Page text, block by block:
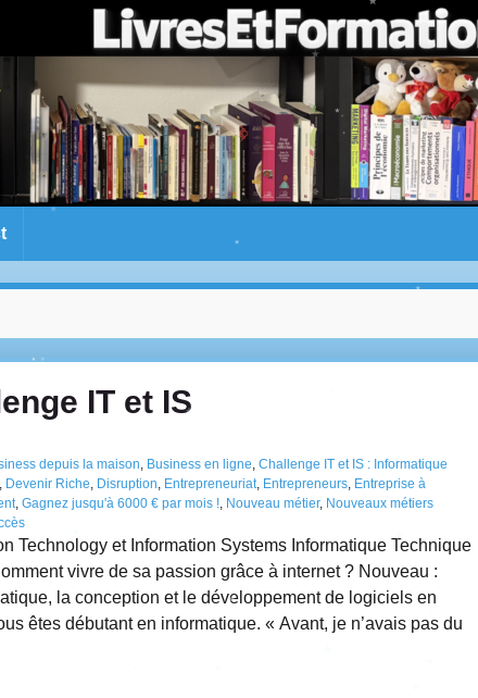
IT et IS
depuis la maison, Business en ligne, Challenge IT et IS : Informatique
, Devenir Riche, Disruption, Entrepreneuriat, Entrepreneurs, Entreprise à
, Gagnez jusqu'à 6000 € par mois !, Nouveau métier, Nouveaux métiers
Technology et Information Systems Informatique Technique
vivre de sa passion grâce à internet ? Nouveau :
la conception et le développement de logiciels en
êtes débutant en informatique. « Avant, je n’avais pas du